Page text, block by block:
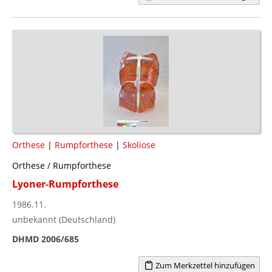
Orthese | Rumpforthese | Skoliose
Orthese / Rumpforthese
Lyoner-Rumpforthese
1986.11.
unbekannt (Deutschland)
DHMD 2006/685
Zum Merkzettel hinzufügen